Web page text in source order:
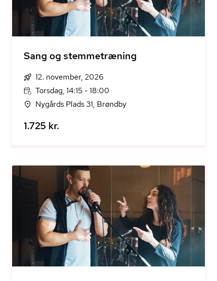
Sang og stemmetræning
12. november, 2026
Torsdag, 14:15 - 18:00
Nygårds Plads 31, Brøndby
1.725 kr.